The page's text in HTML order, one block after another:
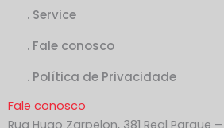
. Service
. Fale conosco
. Política de Privacidade
Fale conosco